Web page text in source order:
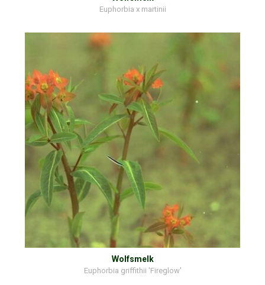
Euphorbia x martinii
Wolfsmelk
Euphorbia griffithii 'Fireglow'